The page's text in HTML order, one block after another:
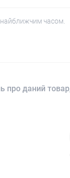
найближчим часом.
про даний